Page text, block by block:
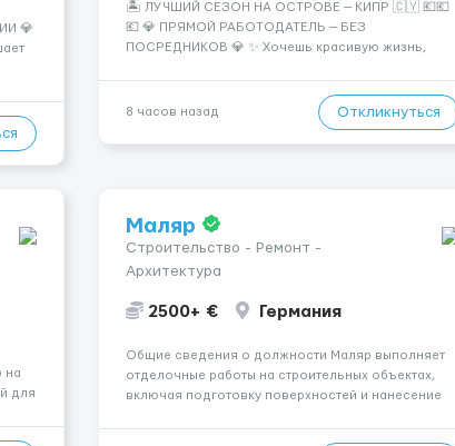
💎
🔹
🏝️ ЛУЧШИЙ СЕЗОН НА ОСТРОВЕ — КИПР 🇨🇾 💶💶
💶 💎 ПРЯМОЙ РАБОТОДАТЕЛЬ — БЕЗ
ПОСРЕДНИКОВ 💎 ✨ Хочешь красивую жизнь,
— Опытная команда с годами практики —
Стабильный поток клиентов (без ...
8 часов назад Откликнуться
на
для
Маляр
Строительство - Ремонт -
Архитектура
2500+ € Германия
Общие сведения о должности Маляр выполняет
отделочные работы на строительных объектах,
включая подготовку поверхностей и нанесение